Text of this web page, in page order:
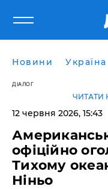
Новини Україна
ДІАЛОГ
ЧИТАТИ
12 червня 2026, 15:43
офіційно
Тихому
Ніньо